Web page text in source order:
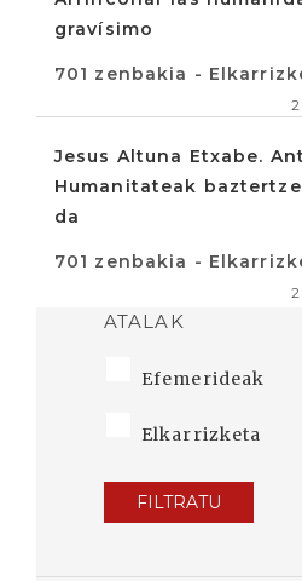
gravísimo
701 zenbakia -
Jesus Altuna Etxabe.
Humanitateak
da
701 zenbakia -
ATALAK
Efemerideak
Elkarrizketa
FILTRATU